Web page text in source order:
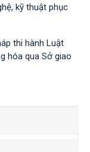
kỹ thuật phục
thi hành Luật
hóa qua Sở giao